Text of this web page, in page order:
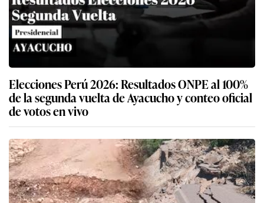
Elecciones Perú 2026: Resultados ONPE al 100%
de la segunda vuelta de Ayacucho y conteo oficial
de votos en vivo